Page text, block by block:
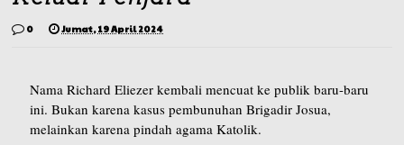
0 Jumat, 19 April 2024
Nama Richard Eliezer kembali mencuat ke publik baru-baru
ini. Bukan karena kasus pembunuhan Brigadir Josua,
melainkan karena pindah agama Katolik.